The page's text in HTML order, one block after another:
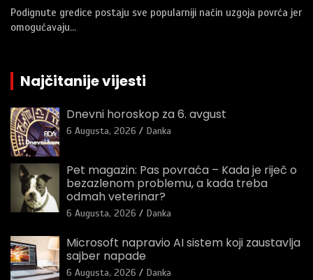
Podignute gredice postaju sve popularniji način uzgoja povrća jer
omogućavaju…
Najčitanije vijesti
Dnevni horoskop za 6. avgust
6 Augusta, 2026 Danka
Pet magazin: Pas povraća – Kada je riječ o
bezazlenom problemu, a kada treba
odmah veterinar?
6 Augusta, 2026 Danka
Microsoft napravio AI sistem koji zaustavlja
sajber napade
6 Augusta, 2026 Danka